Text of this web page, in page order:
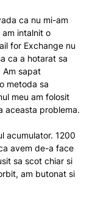
ca nu mi-am
intalnit o
for Exchange nu
ca a hotarat sa
Am sapat
metoda sa
meu am folosit
aceasta problema.
acumulator. 1200
avem de-a face
sa scot chiar si
am butonat si